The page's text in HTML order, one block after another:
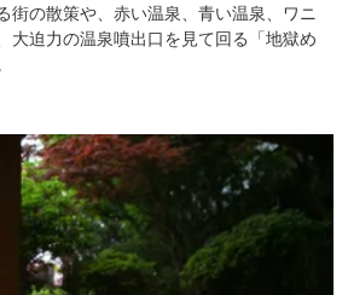
街の散策や、赤い温泉、青い温泉、ワニ
大迫力の温泉噴出口を見て回る「地獄め